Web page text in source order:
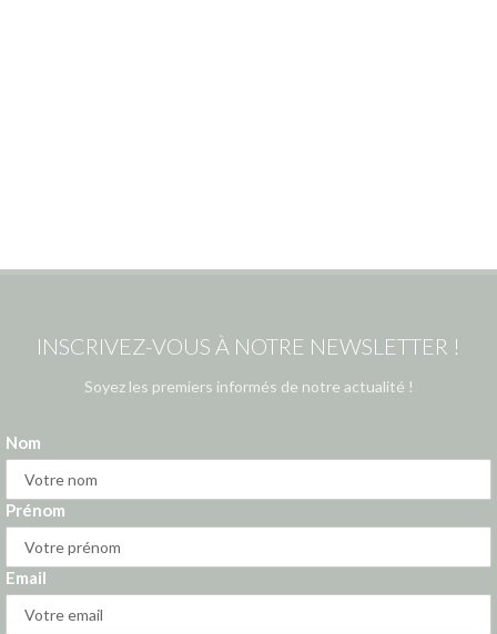
INSCRIVEZ-VOUS À NOTRE NEWSLETTER !
Soyez les premiers informés de notre actualité !
Nom
Prénom
Email